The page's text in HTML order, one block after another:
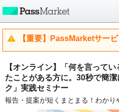
【重要】PassMarketサー
【オンライン】「何を言って
たことがある方に。30秒で簡
ク」実践セミナー
報告・提案が短くまとまる！わかり